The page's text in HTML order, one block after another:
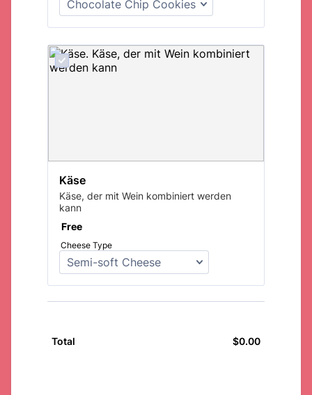
Käse
Käse, der mit Wein kombiniert werden
kann
Free
Free
Cheese Type
Total $0.00
$0.00